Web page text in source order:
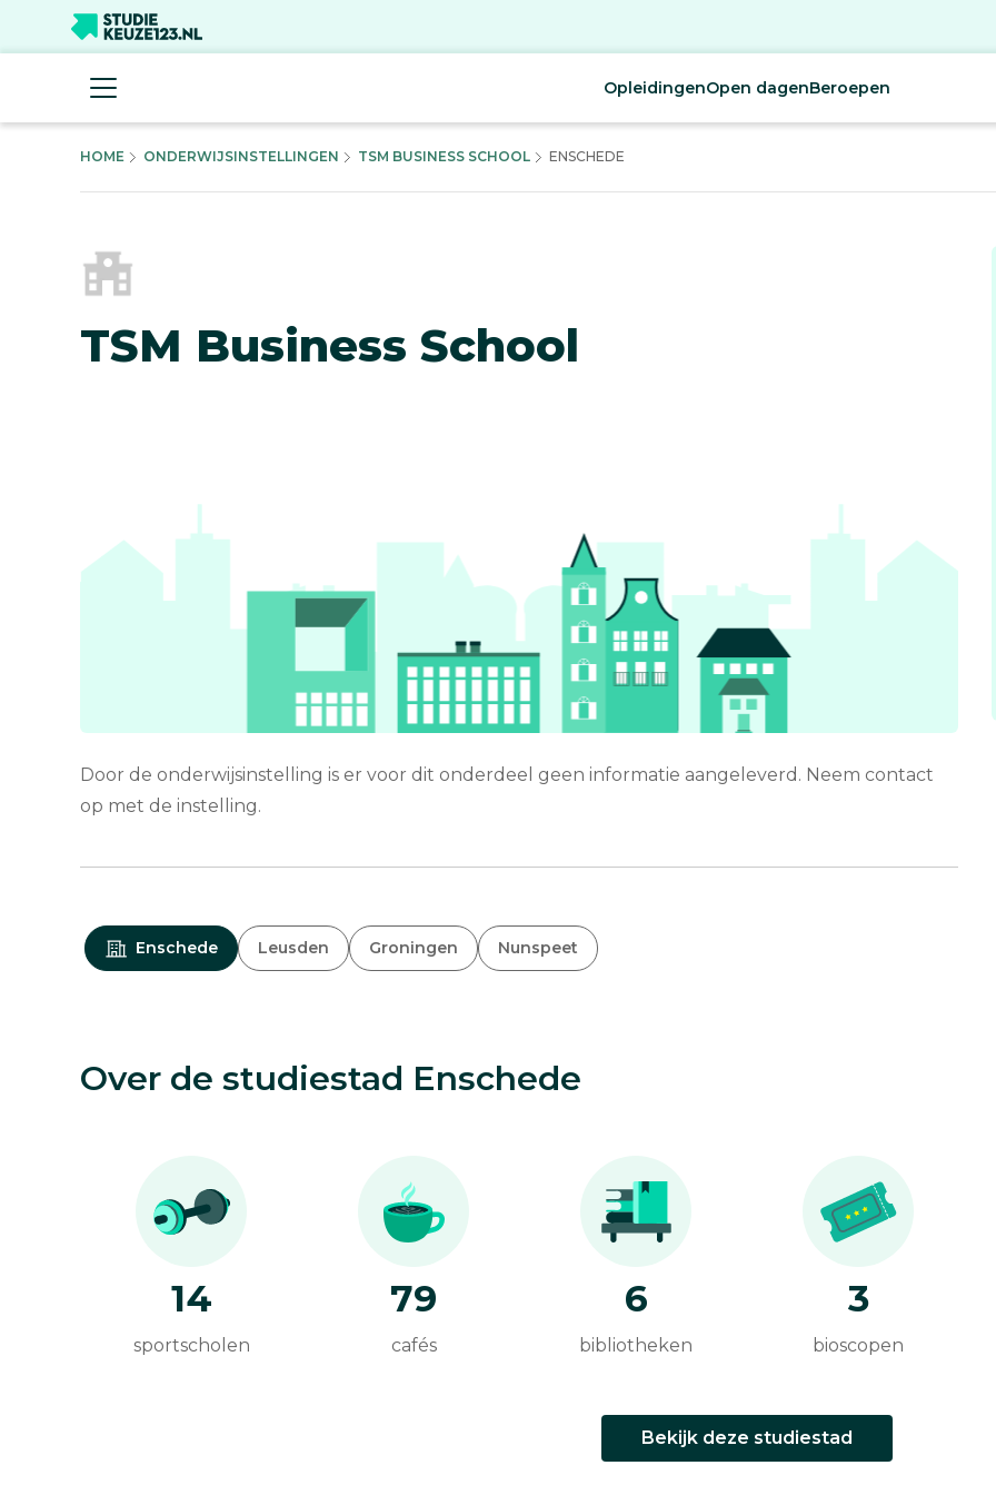
OpleidingenOpen dagenBeroepen
HOME ONDERWIJSINSTELLINGEN TSM BUSINESS SCHOOL ENSCHEDE
TSM Business School
Door de onderwijsinstelling is er voor dit onderdeel geen informatie aangeleverd. Neem contact
op met de instelling.
Enschede Leusden Groningen Nunspeet
Over de studiestad Enschede
14
sportscholen
79
cafés
6
bibliotheken
3
bioscopen
Bekijk deze studiestad